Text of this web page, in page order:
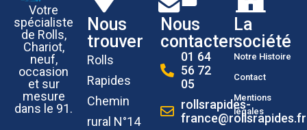
Votre
spécialiste
de Rolls,
Chariot,
neuf,
occasion
et sur
mesure
dans le 91.
Nous
trouver
Rolls
Rapides
Chemin
rural N°14
Nous
contacter
01 64
56 72
05
rollsrapides-
france@rollsrapides.fr
La
société
Notre Histoire
Contact
Mentions
légales